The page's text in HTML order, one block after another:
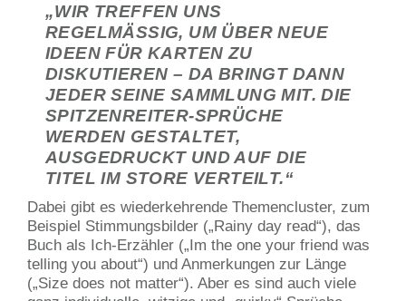
„WIR TREFFEN UNS
REGELMÄSSIG, UM ÜBER NEUE I
DEEN FÜR KARTEN ZU D
ISKUTIEREN – DA BRINGT DANN J
EDER SEINE SAMMLUNG MIT. DIE S
PITZENREITER-SPRÜCHE W
ERDEN GESTALTET, A
USGEDRUCKT UND AUF DIE T
ITEL IM STORE VERTEILT.“
Dabei gibt es wiederkehrende Themencluster, zum
Beispiel Stimmungsbilder („Rainy day read“), das
Buch als Ich-Erzähler („Im the one your friend was
telling you about“) und Anmerkungen zur Länge
(„Size does not matter“). Aber es sind auch viele